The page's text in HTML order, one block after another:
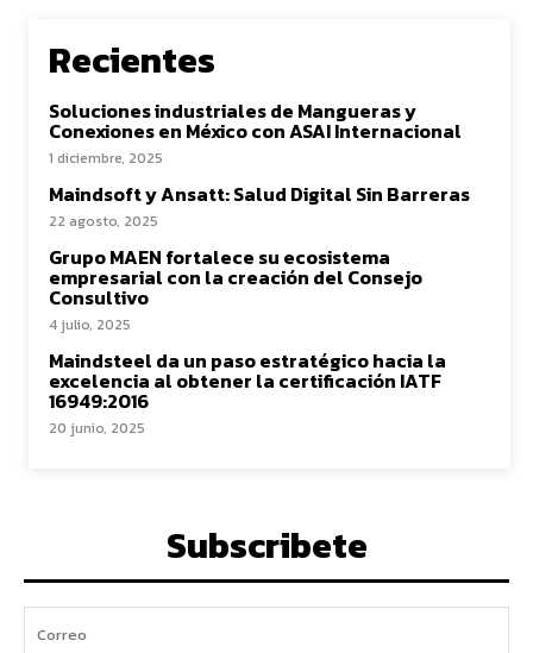
Recientes
Soluciones industriales de Mangueras y
Conexiones en México con ASAI Internacional
1 diciembre, 2025
Maindsoft y Ansatt: Salud Digital Sin Barreras
22 agosto, 2025
Grupo MAEN fortalece su ecosistema
empresarial con la creación del Consejo
Consultivo
4 julio, 2025
Maindsteel da un paso estratégico hacia la
excelencia al obtener la certificación IATF
16949:2016
20 junio, 2025
Subscribete